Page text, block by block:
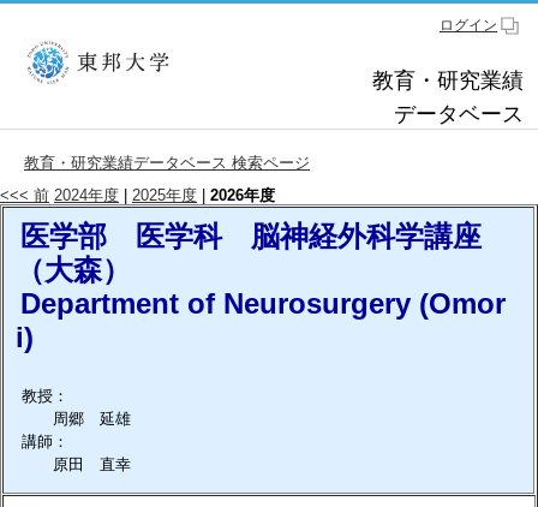
ログイン
教育・研究業績
データベース
教育・研究業績データベース 検索ページ
<<< 前 2024年度 2025年度 2026年度
医学部 医学科 脳神経外科学講座
（大森）
Department of Neurosurgery (Omor
i)
教授：
周郷 延雄
講師：
原田 直幸